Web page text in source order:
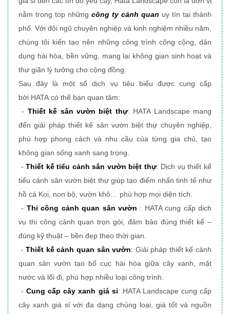
nằm trong top những công ty cảnh quan uy tín tại thành
phố. Với đội ngũ chuyên nghiệp và kinh nghiệm nhiều năm,
chúng tôi kiến tạo nên những công trình công cộng, dân
dụng hài hòa, bền vững, mang lại không gian sinh hoạt và
thư giãn lý tưởng cho cộng đồng.
Sau đây là một số dịch vụ tiêu biểu được cung cấp
bởi HATA có thể bạn quan tâm:
- Thiết kế sân vườn biệt thự: HATA Landscape mang
đến giải pháp thiết kế sân vườn biệt thự chuyên nghiệp,
phù hợp phong cách và nhu cầu của từng gia chủ, tạo
không gian sống xanh sang trọng.
-Thiết kế tiểu cảnh sân vườn biệt thự: Dịch vụ thiết kế
tiểu cảnh sân vườn biệt thự giúp tạo điểm nhấn tinh tế như
hồ cá Koi, non bộ, vườn khô… phù hợp mọi diện tích.
- Thi công cảnh quan sân vườn : HATA cung cấp dịch
vụ thi công cảnh quan trọn gói, đảm bảo đúng thiết kế –
đúng kỹ thuật – bền đẹp theo thời gian.
-Thiết kế cảnh quan sân vườn: Giải pháp thiết kế cảnh
quan sân vườn tạo bố cục hài hòa giữa cây xanh, mặt
nước và lối đi, phù hợp nhiều loại công trình.
-Cung cấp cây xanh giá sỉ: HATA Landscape cung cấp
cây xanh giá sỉ với đa dạng chủng loại, giá tốt và nguồn